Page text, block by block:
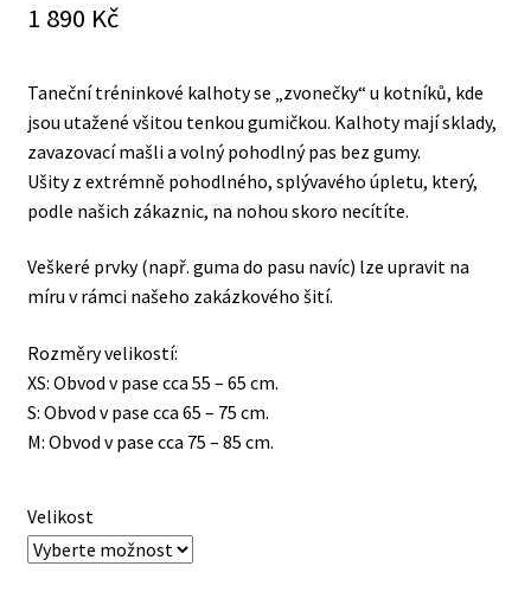
1 890 Kč
Taneční tréninkové kalhoty se „zvonečky“ u kotníků, kde
jsou utažené všitou tenkou gumičkou. Kalhoty mají sklady,
zavazovací mašli a volný pohodlný pas bez gumy.
Ušity z extrémně pohodlného, splývavého úpletu, který,
podle našich zákaznic, na nohou skoro necítíte.
Veškeré prvky (např. guma do pasu navíc) lze upravit na
míru v rámci našeho zakázkového šití.
Rozměry velikostí:
XS: Obvod v pase cca 55 – 65 cm.
S: Obvod v pase cca 65 – 75 cm.
M: Obvod v pase cca 75 – 85 cm.
Velikost